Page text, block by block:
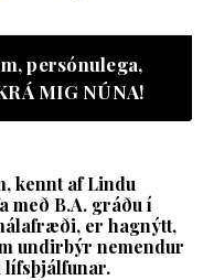
persónulega,
MIG NÚNA!
kennt af Lindu
með B.A. gráðu í
er hagnýtt,
undirbýr nemendur